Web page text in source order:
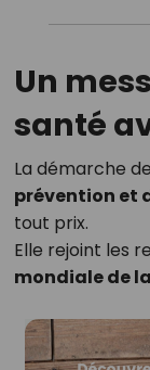
Un
santé
La démarche
prévention et
tout prix.
Elle rejoint les
mondiale de